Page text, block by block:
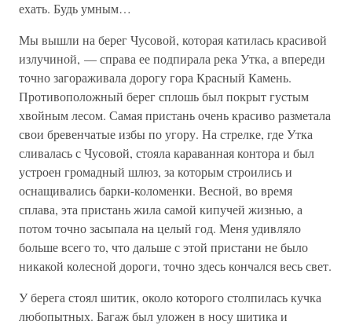
ехать. Будь умным…
Мы вышли на берег Чусовой, которая катилась красивой
излучиной, — справа ее подпирала река Утка, а впереди
точно загораживала дорогу гора Красный Камень.
Противоположный берег сплошь был покрыт густым
хвойным лесом. Самая пристань очень красиво разметала
свои бревенчатые избы по угору. На стрелке, где Утка
сливалась с Чусовой, стояла караванная контора и был
устроен громадный шлюз, за которым строились и
оснащивались барки-коломенки. Весной, во время
сплава, эта пристань жила самой кипучей жизнью, а
потом точно засыпала на целый год. Меня удивляло
больше всего то, что дальше с этой пристани не было
никакой колесной дороги, точно здесь кончался весь свет.
У берега стоял шитик, около которого столпилась кучка
любопытных. Багаж был уложен в носу шитика и